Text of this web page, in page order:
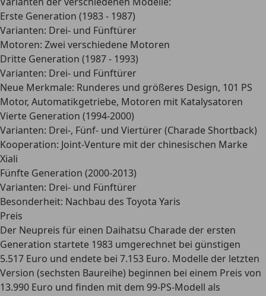
Erste Generation (1983 - 1987)
Varianten: Drei- und Fünftürer
Motoren: Zwei verschiedene Motoren
Dritte Generation (1987 - 1993)
Varianten: Drei- und Fünftürer
Neue Merkmale: Runderes und größeres Design, 101 PS
Motor, Automatikgetriebe, Motoren mit Katalysatoren
Vierte Generation (1994-2000)
Varianten: Drei-, Fünf- und Viertürer (Charade Shortback)
Kooperation: Joint-Venture mit der chinesischen Marke
Xiali
Fünfte Generation (2000-2013)
Varianten: Drei- und Fünftürer
Besonderheit: Nachbau des Toyota Yaris
Preis
Der Neupreis für einen Daihatsu Charade der ersten
Generation startete 1983 umgerechnet bei günstigen
5.517 Euro und endete bei 7.153 Euro. Modelle der letzten
Version (sechsten Baureihe) beginnen bei einem Preis von
13.990 Euro und finden mit dem 99-PS-Modell als